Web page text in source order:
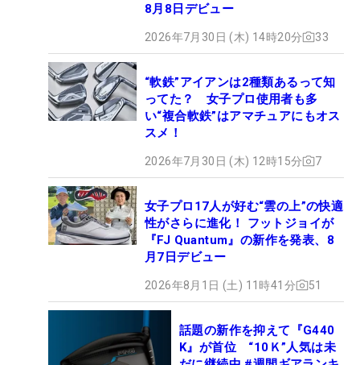
8月8日デビュー
2026年7月30日 (木) 14時20分 33
“軟鉄”アイアンは2種類あるって知
ってた？ 女子プロ使用者も多
い“複合軟鉄”はアマチュアにもオス
スメ！
2026年7月30日 (木) 12時15分 7
女子プロ17人が好む“雲の上”の快適
性がさらに進化！ フットジョイが
『FJ Quantum』の新作を発表、8
月7日デビュー
2026年8月1日 (土) 11時41分 51
話題の新作を抑えて『G440
K』が首位 “10Ｋ”人気は未